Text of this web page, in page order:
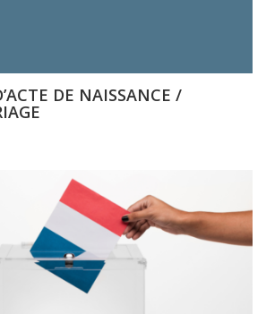
DE NAISSANCE /